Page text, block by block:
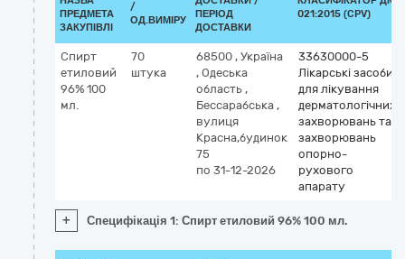
ПРЕДМЕТА
ЗАКУПІВЛІ
/
ОД.ВИМІРУ
ПЕРІОД
ДОСТАВКИ
021:2015 (CPV)
Спирт
етиловий
96% 100
мл.
70
штука
68500 , Україна
, Одеська
область ,
Бессарабська ,
вулиця
Красна,будинок
75
по 31-12-2026
33630000-5
Лікарські засоби
для лікування
дерматологічних
захворювань та
захворювань
опорно-
рухового
апарату
+ Специфікація 1: Спирт етиловий 96% 100 мл.